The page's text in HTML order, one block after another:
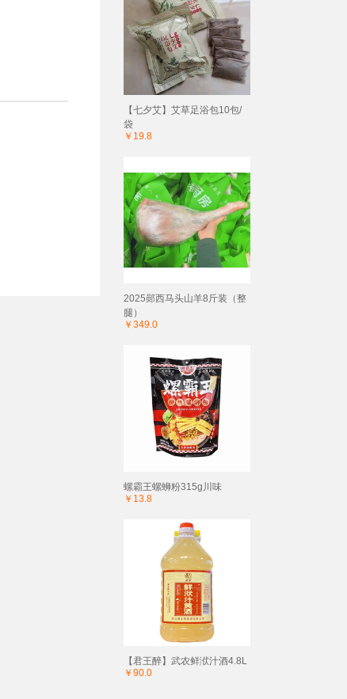
【七夕艾】艾草足浴包10包/
袋
￥19.8
2025郧西马头山羊8斤装（整
腿）
￥349.0
螺霸王螺蛳粉315g川味
￥13.8
【君王醉】武农鲜洑汁酒4.8L
￥90.0